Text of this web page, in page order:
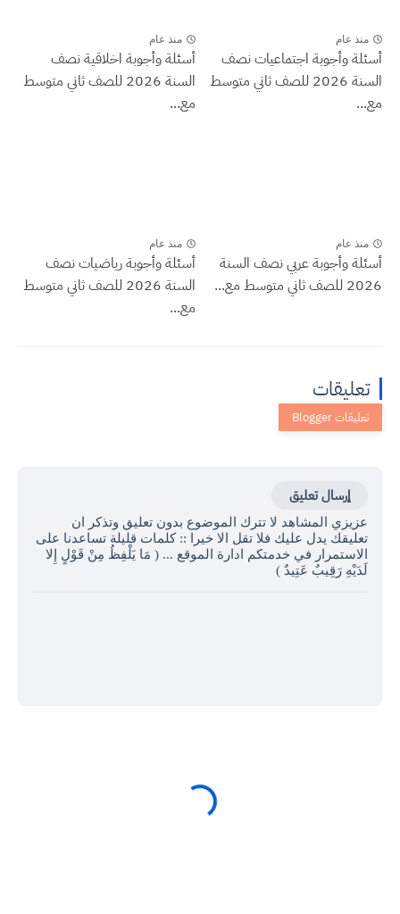
منذ عام
أسئلة وأجوبة اجتماعيات نصف
السنة 2026 للصف ثاني متوسط
مع...
منذ عام
أسئلة وأجوبة اخلاقية نصف
السنة 2026 للصف ثاني متوسط
مع...
منذ عام
أسئلة وأجوبة عربي نصف السنة
2026 للصف ثاني متوسط مع...
منذ عام
أسئلة وأجوبة رياضيات نصف
السنة 2026 للصف ثاني متوسط
مع...
تعليقات
إرسال تعليق
عزيزي المشاهد لا تترك الموضوع بدون تعليق وتذكر ان
تعليقك يدل عليك فلا تقل الا خيرا :: كلمات قليلة تساعدنا على
الاستمرار في خدمتكم ادارة الموقع ... ( مَا يَلْفِظُ مِنْ قَوْلٍ إِلا
لَدَيْهِ رَقِيبٌ عَتِيدٌ )